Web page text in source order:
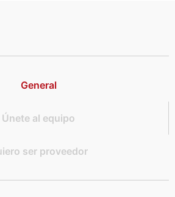
General
Únete al equipo
ser proveedor